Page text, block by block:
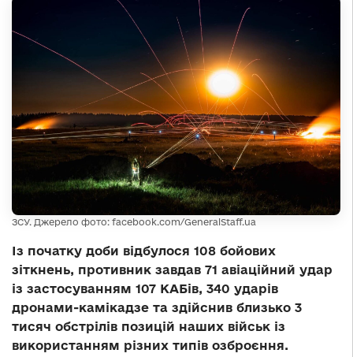
ЗСУ. Джерело фото: facebook.com/GeneralStaff.ua
Із початку доби відбулося 108 бойових
зіткнень, противник завдав 71 авіаційний удар
із застосуванням 107 КАБів, 340 ударів
дронами-камікадзе та здійснив близько 3
тисяч обстрілів позицій наших військ із
використанням різних типів озброєння.